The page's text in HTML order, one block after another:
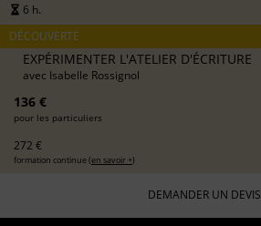
6 h.
DÉCOUVERTE
EXPÉRIMENTER L'ATELIER D'ÉCRITURE
avec Isabelle Rossignol
136 €
pour les particuliers
272 €
formation continue (en savoir +)
DEMANDER UN DEVIS